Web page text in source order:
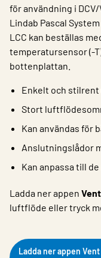
för användning i
Lindab Pascal
LCC kan beställas
temperatursensor (-
bottenplattan.
Enkelt och stilrent
Stort
Kan användas för
Anslutningslådor
Kan anpassa till
Ladda ner appen
luftflöde eller tryck
Ladda ner appen